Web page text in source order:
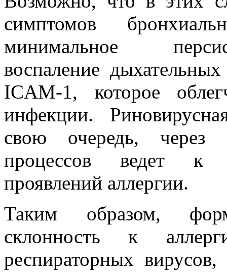
симптомов
минимальное
воспаление
ICAM-1, которое
инфекции.
свою очередь, через
процессов ведет к
проявлений аллергии.
Таким образом,
склонность к
респираторных